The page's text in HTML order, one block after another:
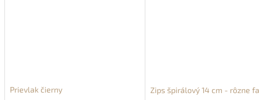
Prievlak čierny Zips špirálový 14 cm - rôzne